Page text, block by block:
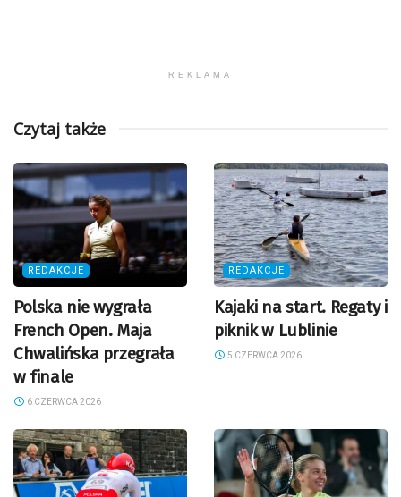
REKLAMA
Czytaj także
REDAKCJE
Polska nie wygrała
French Open. Maja
Chwalińska przegrała
w finale
6 CZERWCA 2026
REDAKCJE
Kajaki na start. Regaty i
piknik w Lublinie
5 CZERWCA 2026